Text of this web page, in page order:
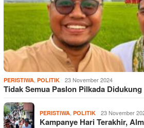
PERISTIWA POLITIK 23 November 2024
Tidak Semua Paslon Pilkada
PERISTIWA POLITIK 23 November
Kampanye Hari Terakhir,